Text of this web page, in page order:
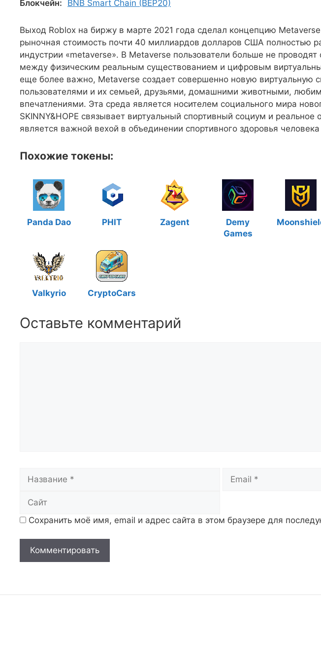
Блокчейн: BNB Smart Chain (BEP20)
Выход Roblox на биржу в марте 2021 года сделал концепцию
рыночная стоимость почти 40 миллиардов долларов США полностью
индустрии «metaverse». В Metaverse пользователи больше не проводят
между физическим реальным существованием и цифровым
еще более важно, Metaverse создает совершенно новую виртуальную
пользователями и их семьей, друзьями, домашними животными,
впечатлениями. Эта среда является носителем социального мира
SKINNY&HOPE связывает виртуальный спортивный социум и
является важной вехой в объединении спортивного здоровья
Похожие токены:
Panda Dao PHIT Zagent
Demy
Games
Valkyrio CryptoCars
Оставьте комментарий
Сохранить моё имя, email и адрес сайта в этом браузере для